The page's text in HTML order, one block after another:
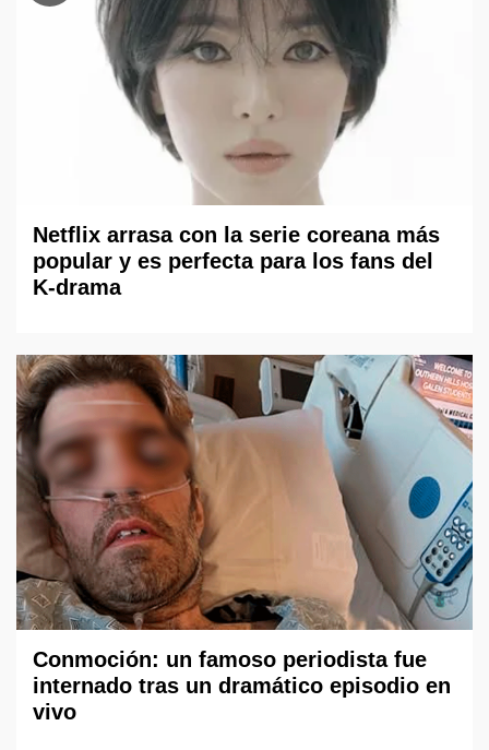
Netflix arrasa con la serie coreana más
popular y es perfecta para los fans del
K-drama
Conmoción: un famoso periodista fue
internado tras un dramático episodio en
vivo